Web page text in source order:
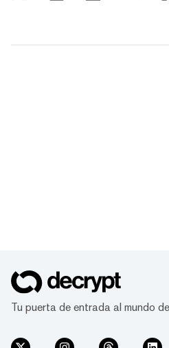
Tu puerta de entrada al mundo